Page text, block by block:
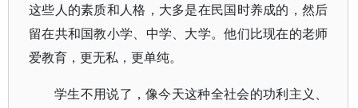
这些人的素质和人格，大多是在民国时养成的，然后
留在共和国教小学、中学、大学。他们比现在的老师
爱教育，更无私，更单纯。
学生不用说了，像今天这种全社会的功利主义、